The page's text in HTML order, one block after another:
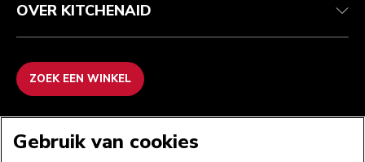
OVER KITCHENAID
ZOEK EEN WINKEL
Gebruik van cookies